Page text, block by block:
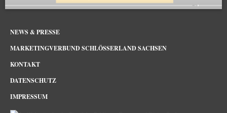
NEWS & PRESSE
MARKETINGVERBUND SCHLÖSSERLAND SACHSEN
KONTAKT
DATENSCHUTZ
IMPRESSUM